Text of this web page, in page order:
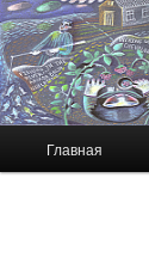
Главная